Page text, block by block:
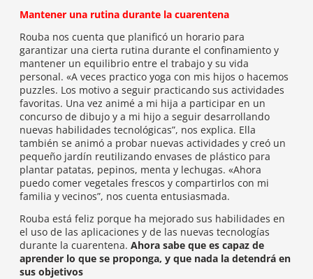
Mantener una rutina durante la cuarentena
Rouba nos cuenta que planificó un horario para
garantizar una cierta rutina durante el confinamiento y
mantener un equilibrio entre el trabajo y su vida
personal. «A veces practico yoga con mis hijos o hacemos
puzzles. Los motivo a seguir practicando sus actividades
favoritas. Una vez animé a mi hija a participar en un
concurso de dibujo y a mi hijo a seguir desarrollando
nuevas habilidades tecnológicas”, nos explica. Ella
también se animó a probar nuevas actividades y creó un
pequeño jardín reutilizando envases de plástico para
plantar patatas, pepinos, menta y lechugas. «Ahora
puedo comer vegetales frescos y compartirlos con mi
familia y vecinos”, nos cuenta entusiasmada.
Rouba está feliz porque ha mejorado sus habilidades en
el uso de las aplicaciones y de las nuevas tecnologías
durante la cuarentena. Ahora sabe que es capaz de
aprender lo que se proponga, y que nada la detendrá en
sus objetivos